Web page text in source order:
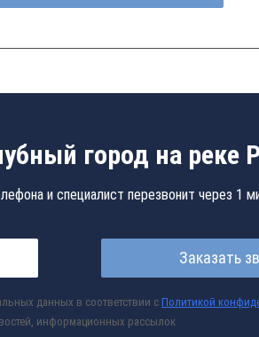
город на реке
и специалист перезвонит через 1
Заказать
данных в соответствии с Политикой
информационных рассылок